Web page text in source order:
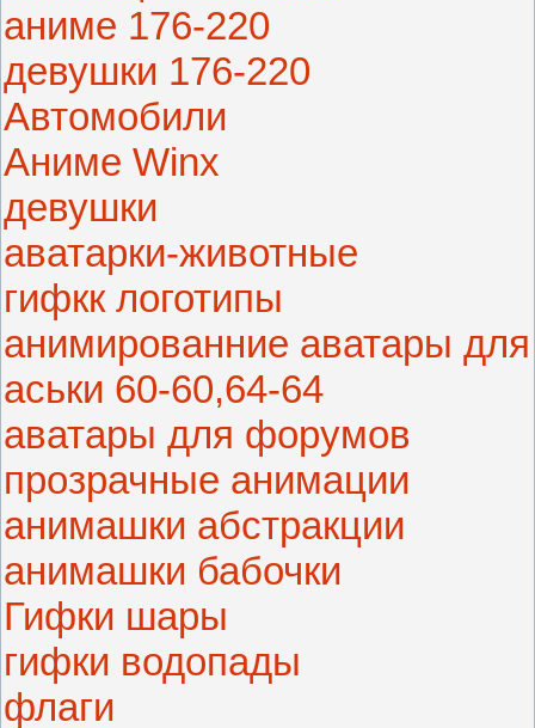
аниме 176-220
девушки 176-220
Автомобили
Аниме Winx
девушки
аватарки-животные
гифкк логотипы
анимированние аватары для
аськи 60-60,64-64
аватары для форумов
прозрачные анимации
анимашки абстракции
анимашки бабочки
Гифки шары
гифки водопады
флаги